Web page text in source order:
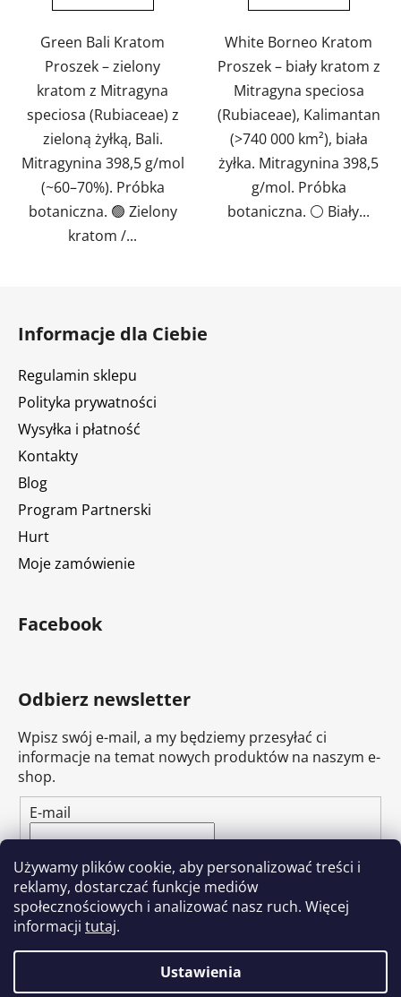
Używamy plików cookie, aby personalizować treści i
reklamy, dostarczać funkcje mediów
społecznościowych i analizować nasz ruch. Więcej
informacji tutaj.
Ustawienia
Green Bali Kratom
Proszek – zielony
kratom z Mitragyna
speciosa (Rubiaceae) z
zieloną żyłką, Bali.
Mitragynina 398,5 g/mol
(~60–70%). Próbka
botaniczna. 🟢 Zielony
kratom /...
White Borneo Kratom
Proszek – biały kratom z
Mitragyna speciosa
(Rubiaceae), Kalimantan
(>740 000 km²), biała
żyłka. Mitragynina 398,5
g/mol. Próbka
botaniczna. ⚪ Biały...
Informacje dla Ciebie
Regulamin sklepu
Polityka prywatności
Wysyłka i płatność
Kontakty
Blog
Program Partnerski
Hurt
Moje zamówienie
Facebook
Odbierz newsletter
Wpisz swój e-mail, a my będziemy przesyłać ci
informacje na temat nowych produktów na naszym e-
shop.
E-mail
Wpisując adres e-mail, zgadzasz się z
polityką
prywatności.
ZALOGUJ SIĘ